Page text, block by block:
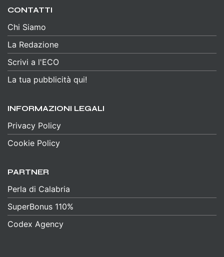
CONTATTI
Chi Siamo
La Redazione
Scrivi a l'ECO
La tua pubblicità qui!
INFORMAZIONI LEGALI
Privacy Policy
Cookie Policy
PARTNER
Perla di Calabria
SuperBonus 110%
Codex Agency